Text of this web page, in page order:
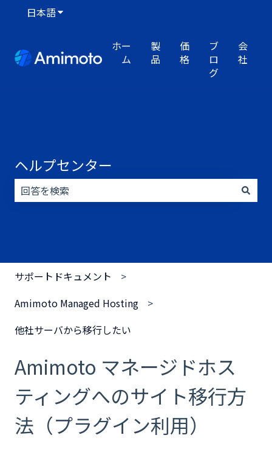
日本語翻訳のサブメニューを表示
ホー
ム
製
品
価
格
ブ
ロ
グ
会
社
ヘルプセンター
サポートドキュメント
Amimoto Managed Hosting
他社サーバから移行したい
Amimoto マネージドホス
ティングへのサイト移行方
法（プラグイン利用）